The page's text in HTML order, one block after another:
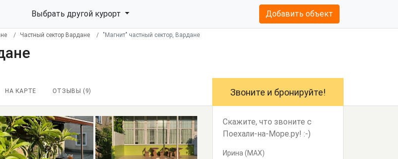
Выбрать другой курорт Добавить объект
Частный сектор Вардане "Магнит" частный сектор, Вардане
НА КАРТЕ ОТЗЫВЫ ( 9) Звоните и бронируйте!
Скажите, что звоните с
Поехали-на-Море.ру! :-)
Ирина (MAX)